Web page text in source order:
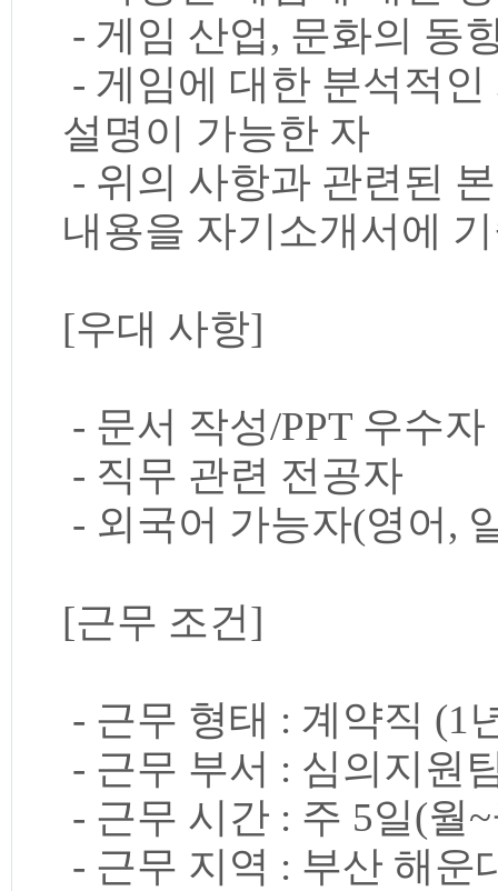
- 게임 산업, 문화의 동
- 게임에 대한 분석적
설명이 가능한 자
- 위의 사항과 관련된
내용을 자기소개서에
[우대 사항]
- 문서 작성/PPT 우수자
- 직무 관련 전공자
- 외국어 가능자(영어,
[근무 조건]
- 근무 형태 : 계약직 (1
- 근무 부서 : 심의지원
- 근무 시간 : 주 5일(월
- 근무 지역 : 부산 해운